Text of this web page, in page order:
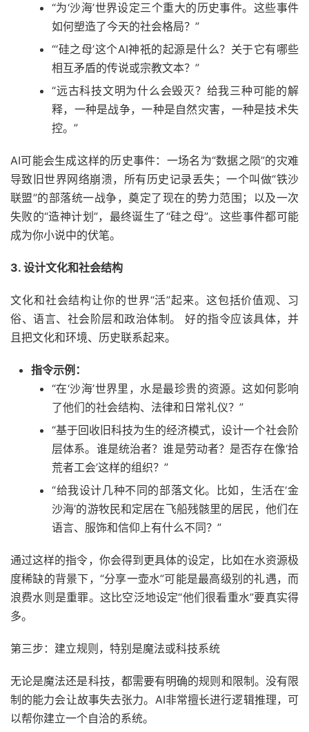
“为‘沙海’世界设定三个重大的历史事件。这些事件
如何塑造了今天的社会格局？”
“‘硅之母’这个AI神祇的起源是什么？关于它有哪些
相互矛盾的传说或宗教文本？”
“远古科技文明为什么会毁灭？给我三种可能的解
释，一种是战争，一种是自然灾害，一种是技术失
控。”
AI可能会生成这样的历史事件：一场名为“数据之陨”的灾难
导致旧世界网络崩溃，所有历史记录丢失；一个叫做“铁沙
联盟”的部落统一战争，奠定了现在的势力范围；以及一次
失败的“造神计划”，最终诞生了“硅之母”。这些事件都可能
成为你小说中的伏笔。
3. 设计文化和社会结构
文化和社会结构让你的世界“活”起来。这包括价值观、习
俗、语言、社会阶层和政治体制。 好的指令应该具体，并
且把文化和环境、历史联系起来。
指令示例：
“在‘沙海’世界里，水是最珍贵的资源。这如何影响
了他们的社会结构、法律和日常礼仪？”
“基于回收旧科技为生的经济模式，设计一个社会阶
层体系。谁是统治者？谁是劳动者？是否存在像‘拾
荒者工会’这样的组织？”
“给我设计几种不同的部落文化。比如，生活在‘金
沙海’的游牧民和定居在飞船残骸里的居民，他们在
语言、服饰和信仰上有什么不同？”
通过这样的指令，你会得到更具体的设定，比如在水资源极
度稀缺的背景下，“分享一壶水”可能是最高级别的礼遇，而
浪费水则是重罪。这比空泛地设定“他们很看重水”要真实得
多。
第三步：建立规则，特别是魔法或科技系统
无论是魔法还是科技，都需要有明确的规则和限制。没有限
制的能力会让故事失去张力。AI非常擅长进行逻辑推理，可
以帮你建立一个自洽的系统。